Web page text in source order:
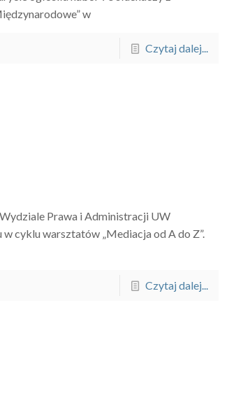
w
Czytaj dalej...
Prawa i Administracji UW
cyklu warsztatów „Mediacja od A do Z”.
Czytaj dalej...